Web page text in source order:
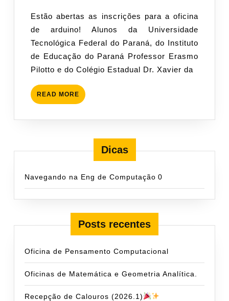
de
2014
Estão abertas as inscrições para a oficina
de arduino! Alunos da Universidade
Tecnológica Federal do Paraná, do Instituto
de Educação do Paraná Professor Erasmo
Pilotto e do Colégio Estadual Dr. Xavier da
READ MORE READ
MORE
Dicas
Navegando na Eng de Computação 0
Posts recentes
Oficina de Pensamento Computacional
Oficinas de Matemática e Geometria Analítica.
Recepção de Calouros (2026.1)